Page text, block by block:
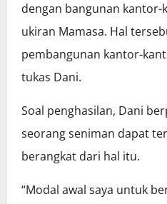
dengan bangunan
ukiran Mamasa. Hal
pembangunan kantor-
tukas Dani.
Soal penghasilan, Dani
seorang seniman dapat
berangkat dari hal itu.
“Modal awal saya untuk